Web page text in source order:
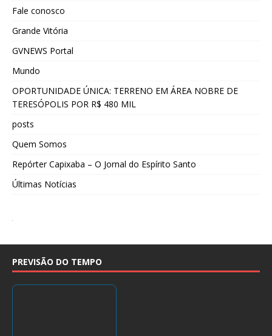
Fale conosco
Grande Vitória
GVNEWS Portal
Mundo
OPORTUNIDADE ÚNICA: TERRENO EM ÁREA NOBRE DE
TERESÓPOLIS POR R$ 480 MIL
posts
Quem Somos
Repórter Capixaba – O Jornal do Espírito Santo
Últimas Notícias
PREVISÃO DO TEMPO